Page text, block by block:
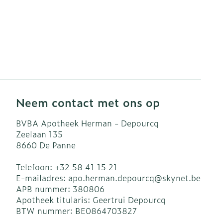
Neem contact met ons op
BVBA Apotheek Herman - Depourcq
Zeelaan 135
8660 De Panne
Telefoon: +32 58 41 15 21
E-mailadres: apo.herman.depourcq@skynet.be
APB nummer: 380806
Apotheek titularis: Geertrui Depourcq
BTW nummer: BE0864703827